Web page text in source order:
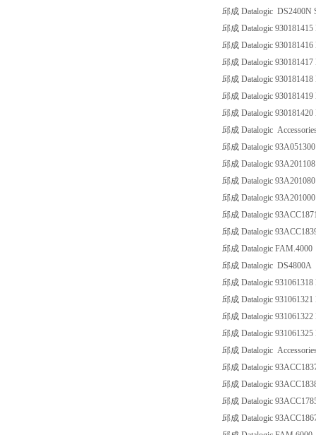
邱成 Datalogic DS2400N
邱成 Datalogic
邱成 Datalogic
邱成 Datalogic
邱成 Datalogic
邱成 Datalogic
邱成 Datalogic
邱成 Datalogic
邱成 Datalogic
邱成 Datalogic
邱成 Datalogic
邱成 Datalogic
邱成 Datalogic
邱成 Datalogic
邱成 Datalogic FAM.4000
邱成 Datalogic DS4800A
邱成 Datalogic
邱成 Datalogic
邱成 Datalogic
邱成 Datalogic
邱成 Datalogic
邱成 Datalogic
邱成 Datalogic
邱成 Datalogic
邱成 Datalogic